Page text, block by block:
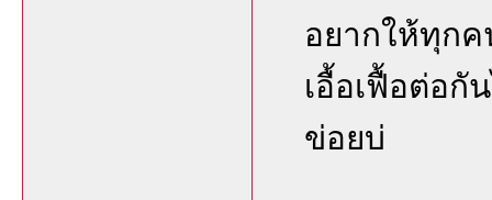
อยากให้ทุก
เอื้อเฟื้อต่อกั
ข่อยบ่